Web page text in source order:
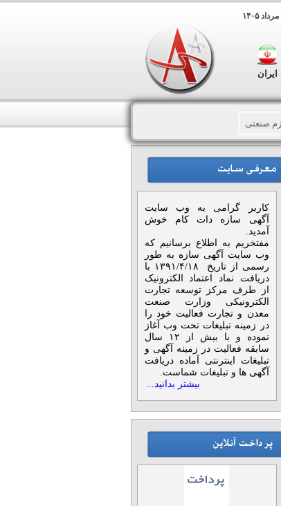
ایران
صنعتی
دامپروری
اتوماسیون صنعتی
کوره ذوب فلزات
کاربر گرامی به وب سایت
آگهی سازه دات کام خوش
آمدید.
مفتخریم به اطلاع برسانیم که
وب سایت آگهی سازه به طور
رسمی از تاریخ ۱۳۹۱/۴/۱۸ با
دریافت نماد اعتماد الکترونیک
از طرف مرکز توسعه تجارت
الکترونیکی وزارت صنعت
معدن و تجارت فعالیت خود را
در زمینه تبلیغات تحت وب آغاز
نموده و با بیش از ۱۲ سال
سابقه فعالیت در زمینه آگهی و
تبلیغات اینترنتی آماده دریافت
آگهی ها و تبلیغات شماست.
بیشتر بدانید...